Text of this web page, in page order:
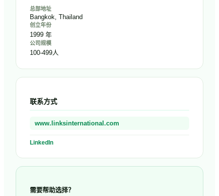
总部地址
Bangkok, Thailand
创立年份
1999 年
公司规模
100-499人
联系方式
www.linksinternational.com
LinkedIn
需要帮助选择？